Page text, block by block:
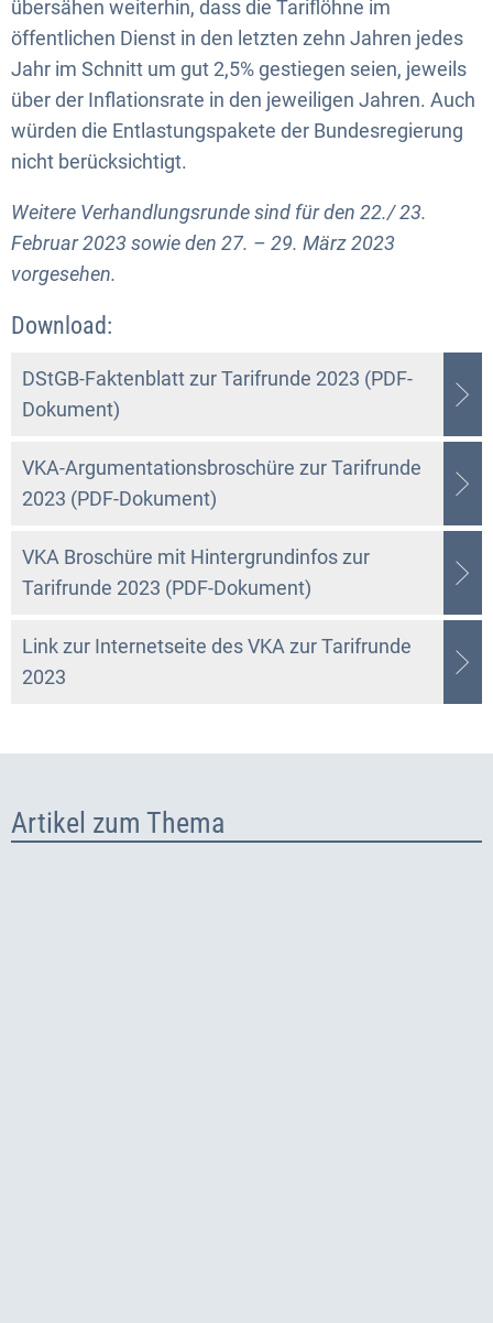
übersähen weiterhin, dass die Tariflöhne im
öffentlichen Dienst in den letzten zehn Jahren jedes
Jahr im Schnitt um gut 2,5% gestiegen seien, jeweils
über der Inflationsrate in den jeweiligen Jahren. Auch
würden die Entlastungspakete der Bundesregierung
nicht berücksichtigt.
Weitere Verhandlungsrunde sind für den 22./ 23.
Februar 2023 sowie den 27. – 29. März 2023
vorgesehen.
Download:
DStGB-Faktenblatt zur Tarifrunde 2023 (PDF-
Dokument)
VKA-Argumentationsbroschüre zur Tarifrunde
2023 (PDF-Dokument)
VKA Broschüre mit Hintergrundinfos zur
Tarifrunde 2023 (PDF-Dokument)
Link zur Internetseite des VKA zur Tarifrunde
2023
Artikel zum Thema